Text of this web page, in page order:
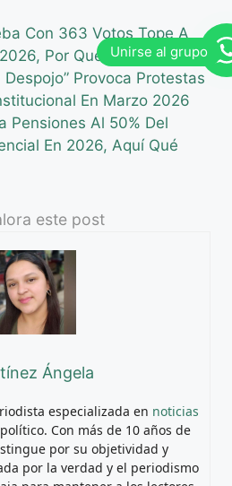
Con 363 Votos Tope A
Por Qué Importa
Despojo” Provoca Protestas
En Marzo 2026
Pensiones Al 50% Del
En 2026, Aquí Qué
este post
Ángela
especializada en noticias
Con más de 10 años de
por su objetividad y
por la verdad y el periodismo